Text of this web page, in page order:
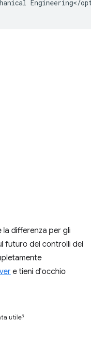
Engineering</
differenza per gli
futuro dei controlli dei
e tieni d'occhio
utile?